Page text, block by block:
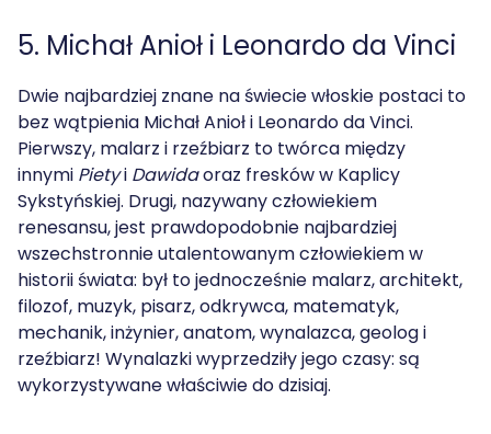
5. Michał Anioł i Leonardo da Vinci
Dwie najbardziej znane na świecie włoskie postaci to
bez wątpienia Michał Anioł i Leonardo da Vinci.
Pierwszy, malarz i rzeźbiarz to twórca między
innymi Pietyi Dawidaoraz fresków w Kaplicy
Sykstyńskiej. Drugi, nazywany człowiekiem
renesansu, jest prawdopodobnie najbardziej
wszechstronnie utalentowanym człowiekiem w
historii świata: był to jednocześnie malarz, architekt,
filozof, muzyk, pisarz, odkrywca, matematyk,
mechanik, inżynier, anatom, wynalazca, geolog i
rzeźbiarz! Wynalazki wyprzedziły jego czasy: są
wykorzystywane właściwie do dzisiaj.